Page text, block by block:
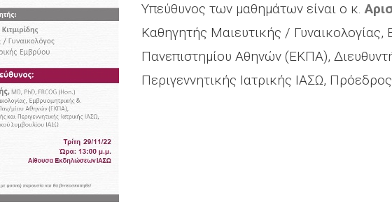
Υπεύθυνος των μαθημάτων είναι ο κ.
Καθηγητής Μαιευτικής / Γυναικολογίας,
Πανεπιστημίου Αθηνών (ΕΚΠΑ),
Περιγεννητικής Ιατρικής ΙΑΣΩ,